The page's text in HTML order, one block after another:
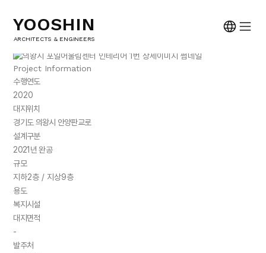
YOOSHIN
ARCHITECTS & ENGINEERS
의왕시 포일어울림센터 인테리어
Uiwang-si Poil-Eoullim Center Interior Design
Project Information
수행연도
2020
대지위치
경기도 의왕시 안양판교로
설계구분
2021년 완공
규모
지하2층 / 지상9층
용도
복지시설
대지면적
-
발주처